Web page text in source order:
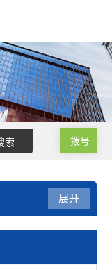
拨号
展开